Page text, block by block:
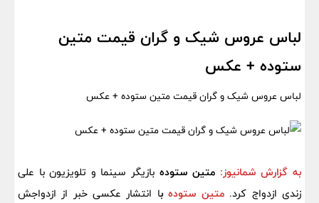
لباس عروس شیک و گران قیمت متین
ستوده + عکس
لباس عروس شیک و گران قیمت متین ستوده + عکس
به گزارش شمانیوز: متین ستوده بازیگر سینما و تلویزیون با علی
زندی ازدواج کرد. متین ستوده با انتشار عکسی خبر از ازدواجش